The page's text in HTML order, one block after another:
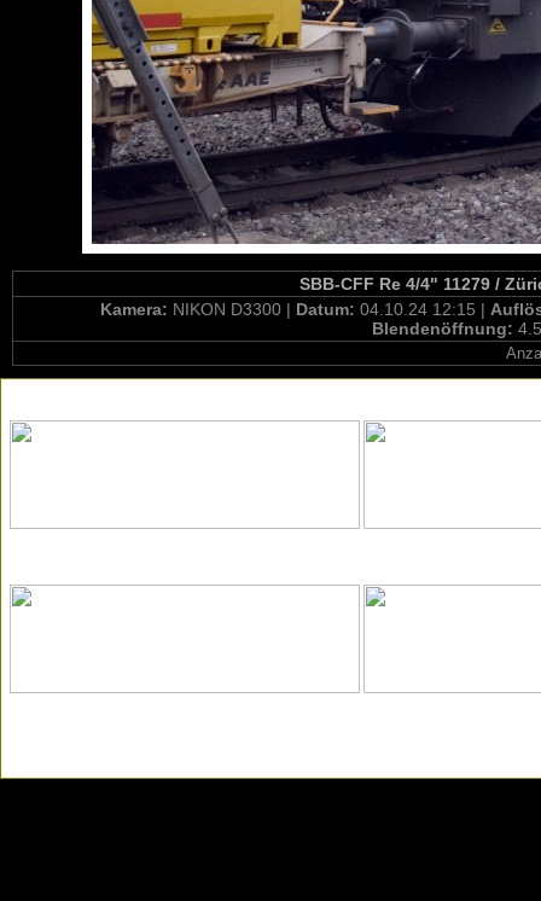
SBB-CFF Re 4/4" 11279 /
Kamera: NIKON D3300 | Datum: 04.10.24 12:15 |
Blendenöffnung: